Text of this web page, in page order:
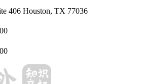
406 Houston, TX 77036